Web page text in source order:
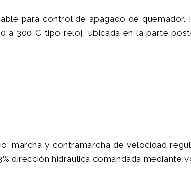
para control de apagado de quemador.
300 C tipo reloj, ubicada en la parte
marcha y contramarcha de velocidad
dirección hidráulica comandada mediante